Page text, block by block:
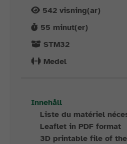
542 visning(ar)
55 minut(er)
STM32
Medel
Innehåll
Liste du matériel
Leaflet in PDF format
3D printable file of